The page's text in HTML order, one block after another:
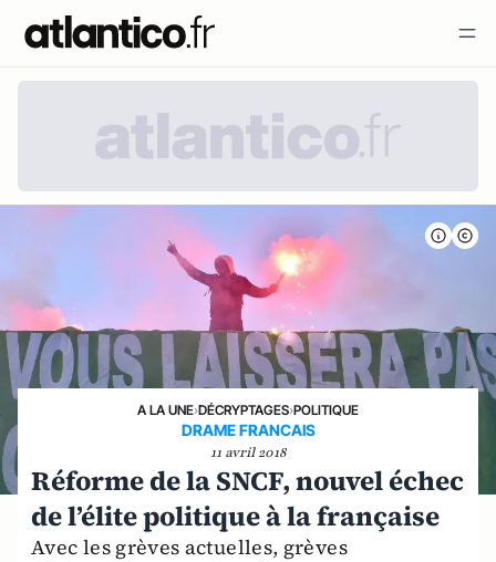
A LA UNE›DÉCRYPTAGES›POLITIQUE
DRAME FRANCAIS
11 avril 2018
Réforme de la SNCF, nouvel échec
de l’élite politique à la française
Avec les grèves actuelles, grèves